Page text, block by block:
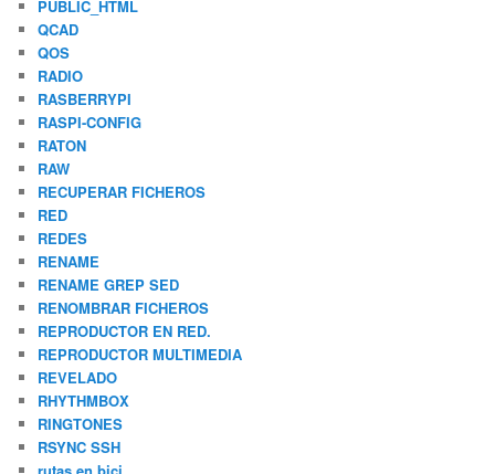
PUBLIC_HTML
QCAD
QOS
RADIO
RASBERRYPI
RASPI-CONFIG
RATON
RAW
RECUPERAR FICHEROS
RED
REDES
RENAME
RENAME GREP SED
RENOMBRAR FICHEROS
REPRODUCTOR EN RED.
REPRODUCTOR MULTIMEDIA
REVELADO
RHYTHMBOX
RINGTONES
RSYNC SSH